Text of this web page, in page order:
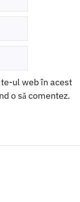
ul web în acest
o să comentez.